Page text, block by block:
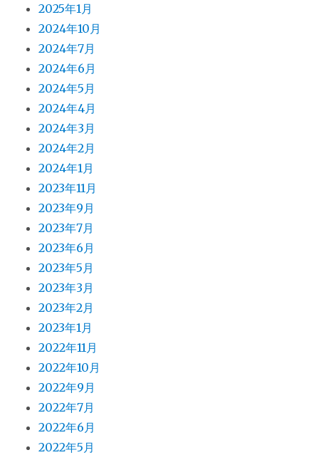
2025年1月
2024年10月
2024年7月
2024年6月
2024年5月
2024年4月
2024年3月
2024年2月
2024年1月
2023年11月
2023年9月
2023年7月
2023年6月
2023年5月
2023年3月
2023年2月
2023年1月
2022年11月
2022年10月
2022年9月
2022年7月
2022年6月
2022年5月